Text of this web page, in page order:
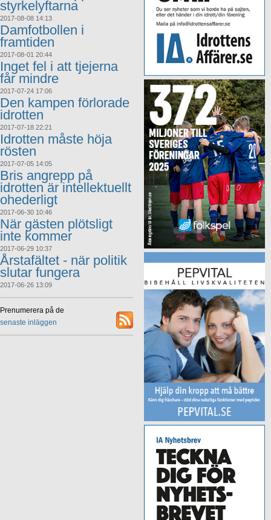
styrkelyftarna
2017-08-08 14:13
Damfotbollen i
framtiden
2017-08-01 20:44
Inget fel i att tjejerna
får mindre
2017-07-24 17:06
Den kampen förlorade
idrotten
2017-07-18 22:21
Idrotten måste höja
rösten
2017-07-05 14:05
Bris angrepp på
idrotten är intellektuellt
ohederligt
2017-06-30 10:46
När gästen plötsligt
inte kommer
2017-06-29 10:37
Årstafältet - när politik
slutar fungera
2017-06-26 13:09
Prenumerera på de
senaste inläggen